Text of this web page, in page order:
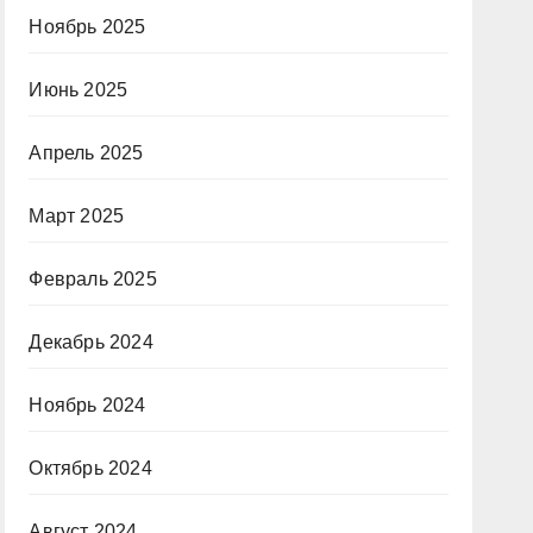
Ноябрь 2025
Июнь 2025
Апрель 2025
Март 2025
Февраль 2025
Декабрь 2024
Ноябрь 2024
Октябрь 2024